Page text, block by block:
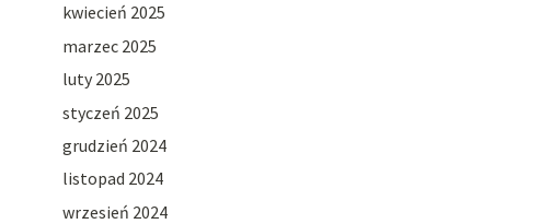
kwiecień 2025
marzec 2025
luty 2025
styczeń 2025
grudzień 2024
listopad 2024
wrzesień 2024